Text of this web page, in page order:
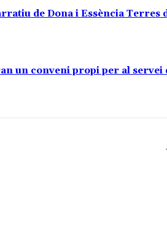
de Dona i Essència Terres
un conveni propi per al servei